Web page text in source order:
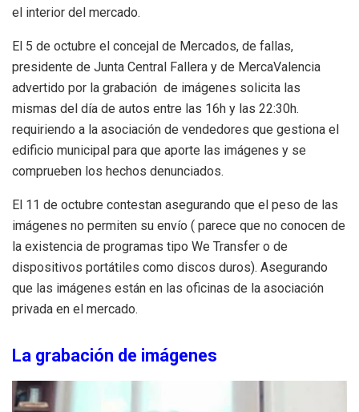
el interior del mercado.
El 5 de octubre el concejal de Mercados, de fallas,
presidente de Junta Central Fallera y de MercaValencia
advertido por la grabación de imágenes solicita las
mismas del día de autos entre las 16h y las 22:30h.
requiriendo a la asociación de vendedores que gestiona el
edificio municipal para que aporte las imágenes y se
comprueben los hechos denunciados.
El 11 de octubre contestan asegurando que el peso de las
imágenes no permiten su envío ( parece que no conocen de
la existencia de programas tipo We Transfer o de
dispositivos portátiles como discos duros). Asegurando
que las imágenes están en las oficinas de la asociación
privada en el mercado.
La grabación de imágenes